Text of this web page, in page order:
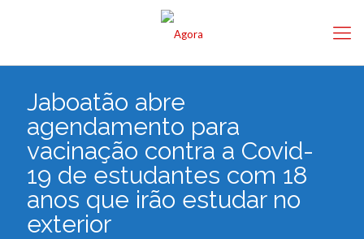
Jaboatão abre
agendamento para
vacinação contra a Covid-
19 de estudantes com 18
anos que irão estudar no
exterior